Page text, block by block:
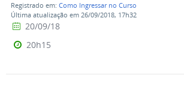
Registrado em: Como Ingressar no Curso
Última atualização em 26/09/2018, 17h32
20/09/18
20h15